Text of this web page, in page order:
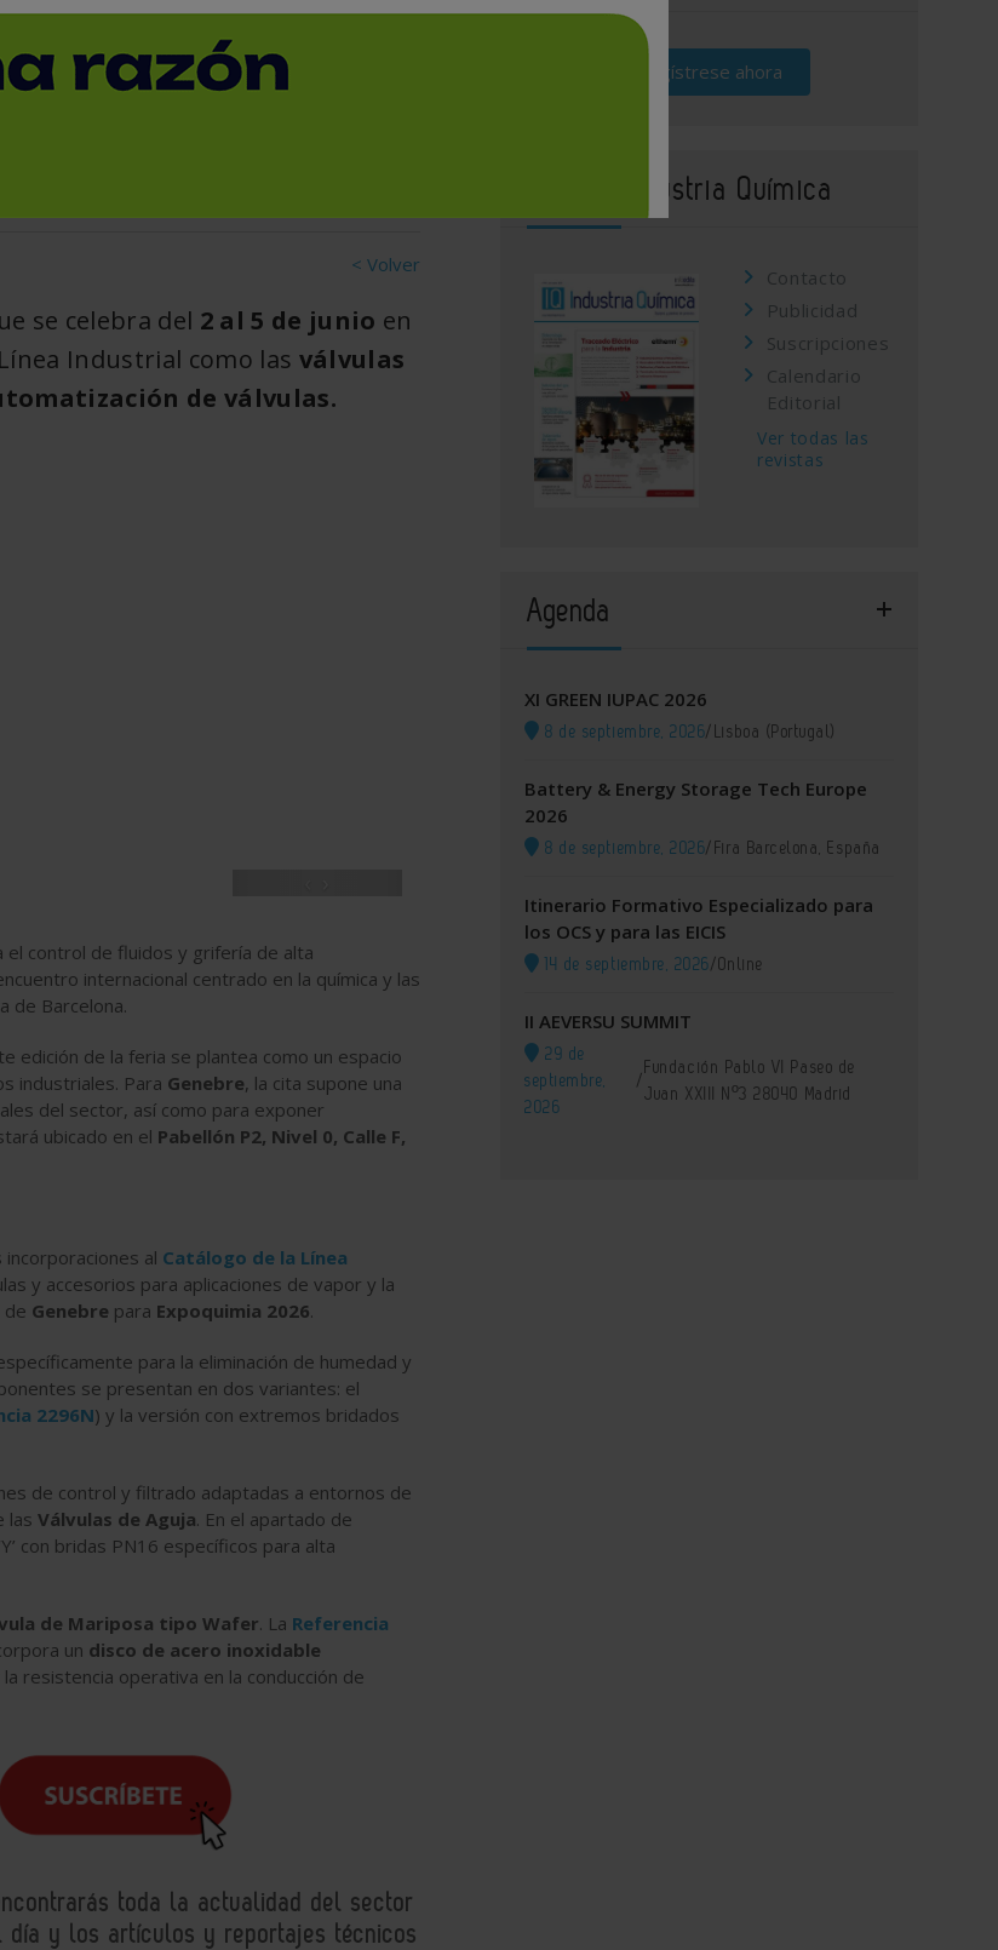
de Genebre en
< Volver
se celebra del 2 al 5 de junio en
Industrial como las válvulas
de válvulas.
el control de fluidos y grifería de alta
internacional centrado en la química y las
de Barcelona.
edición de la feria se plantea como un espacio
industriales. Para Genebre, la cita supone una
del sector, así como para exponer
ubicado en el Pabellón P2, Nivel 0, Calle F,
incorporaciones al Catálogo de la Línea
y accesorios para aplicaciones de vapor y la
de Genebre para Expoquimia 2026.
para la eliminación de humedad y
se presentan en dos variantes: el
2296N) y la versión con extremos bridados
de control y filtrado adaptadas a entornos de
las Válvulas de Aguja. En el apartado de
con bridas PN16 específicos para alta
de Mariposa tipo Wafer. La Referencia
un disco de acero inoxidable
resistencia operativa en la conducción de
toda la actualidad del sector
y los artículos y reportajes técnicos
Regístrese ahora
Revista Industria Química
Contacto
Publicidad
Suscripciones
Calendario
Editorial
Ver todas las
revistas
Agenda
XI GREEN IUPAC 2026
8 de septiembre, 2026/Lisboa (Portugal)
Battery & Energy Storage Tech Europe
2026
8 de septiembre, 2026/Fira Barcelona, España
Itinerario Formativo Especializado para
los OCS y para las EICIS
14 de septiembre, 2026/Online
II AEVERSU SUMMIT
29 de
septiembre,
2026
/
Fundación Pablo VI Paseo de
Juan XXIII Nº3 28040 Madrid